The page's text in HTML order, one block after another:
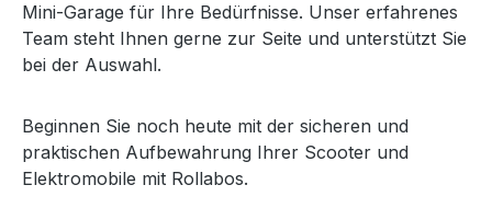
Mini-Garage für Ihre Bedürfnisse. Unser erfahrenes
Team steht Ihnen gerne zur Seite und unterstützt Sie
bei der Auswahl.
Beginnen Sie noch heute mit der sicheren und
praktischen Aufbewahrung Ihrer Scooter und
Elektromobile mit Rollabos.